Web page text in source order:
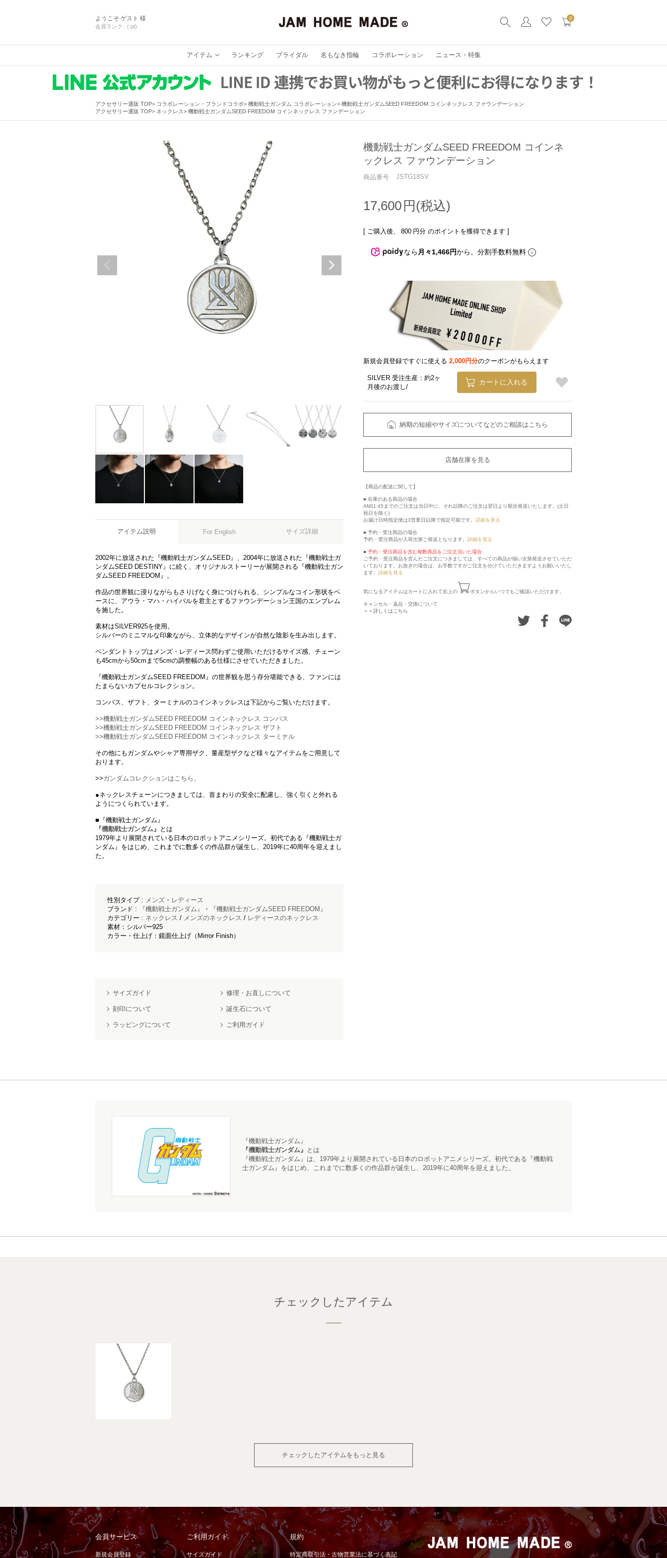
ようこそ ゲスト 様
会員ランク : ( pt)
0
アイテム ランキング ブライダル 名もなき指輪 コラボレーション ニュース・特集
アクセサリー通販 TOP コラボレーション・ブランドコラボ 機動戦士ガンダム コラボレーション
機動戦士ガンダムSEED FREEDOM コインネックレス ファウンデーション
アクセサリー通販 TOP
ネックレス 機動戦士ガンダムSEED FREEDOM コインネックレス ファンデーション
アイテム説明 For English サイズ詳細
2002年に放送された『機動戦士ガンダムSEED』、2004年に放送された『機動戦士ガ
ンダムSEED DESTINY』に続く、オリジナルストーリーが展開される『機動戦士ガン
ダムSEED FREEDOM』。
作品の世界観に浸りながらもさりげなく身につけられる、シンプルなコイン形状をベ
ースに、アウラ・マハ・ハイバルを君主とするファウンデーション王国のエンブレム
を施した。
素材はSILVER925を使用。
シルバーのミニマルな印象ながら、立体的なデザインが自然な陰影を生み出します。
ペンダントトップはメンズ・レディース問わずご使用いただけるサイズ感、チェーン
も45cmから50cmまで5cmの調整幅のある仕様にさせていただきました。
『機動戦士ガンダムSEED FREEDOM』の世界観を思う存分堪能できる、ファンには
たまらないカプセルコレクション。
コンパス、ザフト、ターミナルのコインネックレスは下記からご覧いただけます。
>>機動戦士ガンダムSEED FREEDOM コインネックレス コンパス
>>機動戦士ガンダムSEED FREEDOM コインネックレス ザフト
>>機動戦士ガンダムSEED FREEDOM コインネックレス ターミナル
その他にもガンダムやシャア専用ザク、量産型ザクなど様々なアイテムをご用意して
おります。
>>ガンダムコレクションはこちら。
●ネックレスチェーンにつきましては、首まわりの安全に配慮し、強く引くと外れる
ようにつくられています。
■『機動戦士ガンダム』
『機動戦士ガンダム』 とは
1979年より展開されている日本のロボットアニメシリーズ。初代である『機動戦士ガ
ンダム』をはじめ、これまでに数多くの作品群が誕生し、2019年に40周年を迎えまし
た。
性別タイプ : メンズ ・ レディース
ブランド :
『機動戦士ガンダム』 ・
『機動戦士ガンダムSEED FREEDOM』
カテゴリー : ネックレス / メンズのネックレス / レディースのネックレス
素材：シルバー925
カラー・仕上げ：鏡面仕上げ（Mirror Finish）
サイズガイド 修理・お直しについて
刻印について 誕生石について
ラッピングについて ご利用ガイド
機動戦士ガンダムSEED FREEDOM コインネ
ックレス ファウンデーション
商品番号 JSTG18SV
17,600
[ ご購入後、 800 円分 のポイントを獲得できます ]
なら 月々1,466円から。分割手数料無料
新規会員登録ですぐに使える 2,000円分のクーポンがもらえます
SILVER 受注生産：約2ヶ
月後のお渡し
カートに入れる
納期の短縮やサイズについてなどのご相談はこちら
店舗在庫を見る
【商品の配送に関して】
■ 在庫のある商品の場合
AM11:45までのご注文は当日中に、それ以降のご注文は翌日より順次発送いたします。(土日
祝日を除く)
お届け日時指定便は3営業日以降で指定可能です。 詳細を見る
■ 予約・受注商品の場合
予約・受注商品が入荷次第ご発送となります。 詳細を見る
■ 予約・受注商品を含む複数商品をご注文頂いた場合
ご予約・受注商品を含んだご注文につきましては、すべての商品が揃い次第発送させていただ
いております。お急ぎの場合は、お手数ですがご注文を分けていただきますようお願いいたし
ます。 詳細を見る
気になるアイテムはカートに入れて右上の ボタンからいつでもご確認いただけます。
キャンセル・返品・交換について
＞＞詳しくはこちら
『機動戦士ガンダム』
『機動戦士ガンダム』 とは
『機動戦士ガンダム』 は、1979年より展開されている日本のロボットアニメシリーズ。初代である『機動戦
士ガンダム』をはじめ、これまでに数多くの作品群が誕生し、2019年に40周年を迎えました。
チェックしたアイテム
チェックしたアイテムをもっと見る
会員サービス
新規会員登録
ご利用ガイド
サイズガイド
規約
特定商取引法・古物営業法に基づく表記